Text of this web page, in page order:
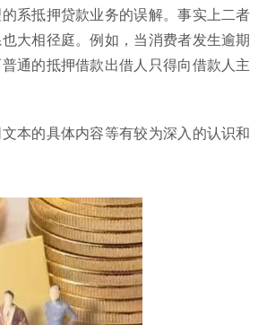
系抵押贷款业务的误解。事实上二者
大相径庭。例如，当消费者发生逾期
通的抵押借款出借人只得向借款人主
本的具体内容等有较为深入的认识和